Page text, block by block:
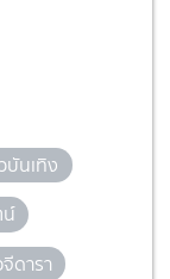
บันเทิง
น์
จีดารา